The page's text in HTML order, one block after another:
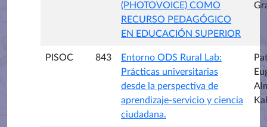
(PHOTOVOICE) COMO
RECURSO PEDAGÓGICO
EN EDUCACIÓN SUPERIOR
PISOC 843
Entorno ODS Rural Lab:
Prácticas universitarias
desde la perspectiva de
aprendizaje-servicio y ciencia
ciudadana.